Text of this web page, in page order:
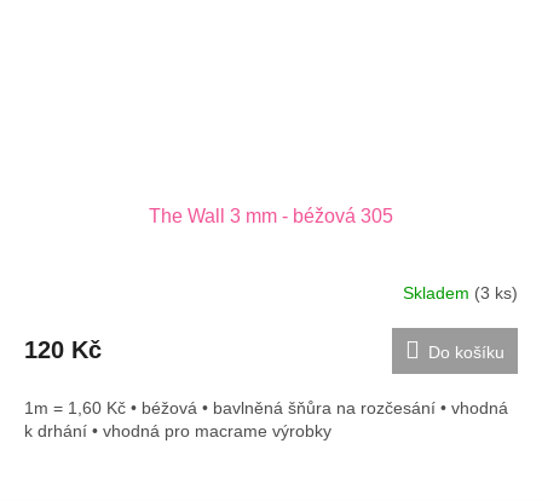
The Wall 3 mm - béžová 305
Skladem (3 ks)
120 Kč Do košíku
1m = 1,60 Kč • béžová • bavlněná šňůra na rozčesání • vhodná
k drhání • vhodná pro macrame výrobky